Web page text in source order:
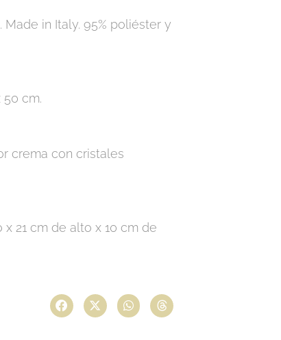
in Italy. 95% poliéster y
cm.
crema con cristales
21 cm de alto x 10 cm de